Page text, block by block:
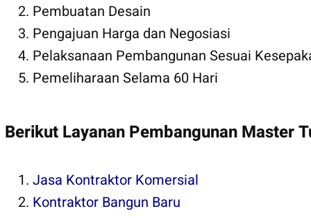
Pembuatan Desain
Pengajuan Harga dan Negosiasi
Pelaksanaan Pembangunan Sesuai
Pemeliharaan Selama 60 Hari
Berikut Layanan Pembangunan Master
Jasa Kontraktor Komersial
Kontraktor Bangun Baru